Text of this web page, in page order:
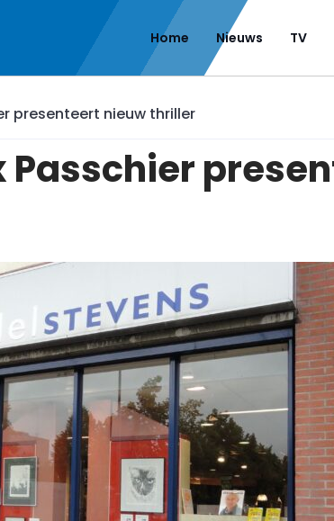
Home Nieuws TV
presenteert nieuw thriller
Passchier